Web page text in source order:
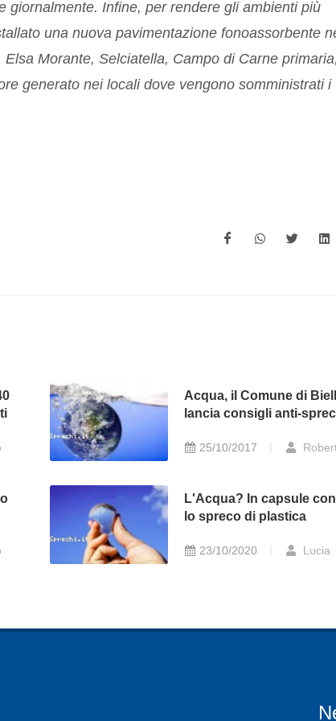
giornalmente. Infine, per rendere gli ambienti più
una nuova pavimentazione fonoassorbente
Morante, Selciatella, Campo di Carne
generato nei locali dove vengono somministrati i
Acqua, il Comune di
lancia consigli anti-
25/10/2017
L'Acqua? In capsule
lo spreco di plastica
23/10/2020 Lucia